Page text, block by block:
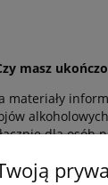
masz
materiały
dla osób
z naszymi
się z nasząpolityką